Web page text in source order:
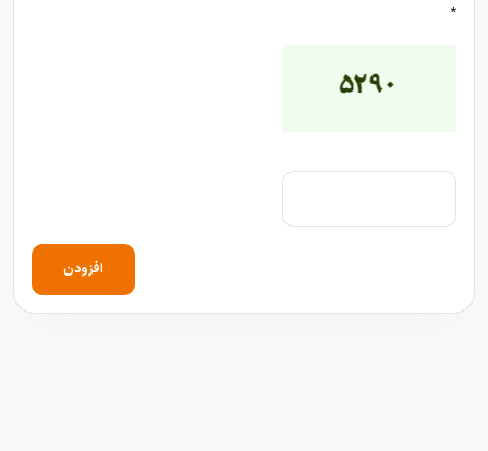
*
افزودن